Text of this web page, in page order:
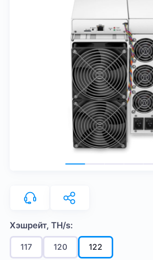
Хэшрейт, TH/s:
117 120 122